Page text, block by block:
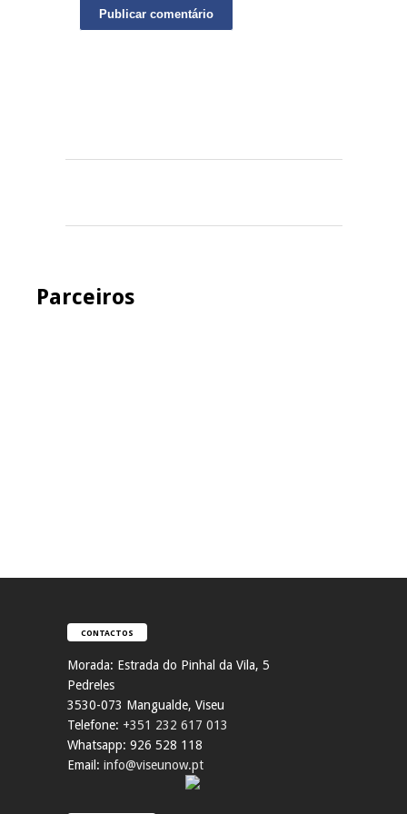
Parceiros
CONTACTOS
Morada: Estrada do Pinhal da Vila, 5
Pedreles
3530-073 Mangualde, Viseu
Telefone: +351 232 617 013
Whatsapp: 926 528 118
Email: info@viseunow.pt